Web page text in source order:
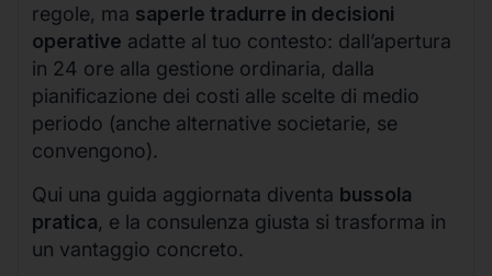
regole, ma saperle tradurre in decisioni
operative adatte al tuo contesto: dall’apertura
in 24 ore alla gestione ordinaria, dalla
pianificazione dei costi alle scelte di medio
periodo (anche alternative societarie, se
convengono).
Qui una guida aggiornata diventa bussola
pratica, e la consulenza giusta si trasforma in
un vantaggio concreto.